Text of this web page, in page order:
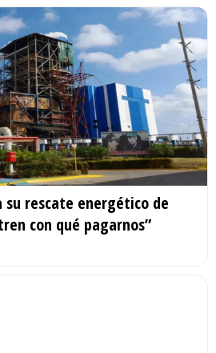
su rescate energético de
con qué pagarnos”